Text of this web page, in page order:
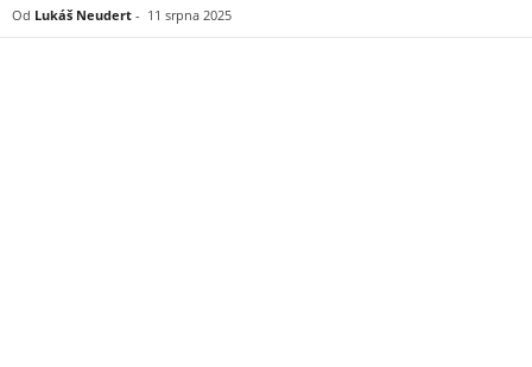
Od Lukáš Neudert - 11 srpna 2025